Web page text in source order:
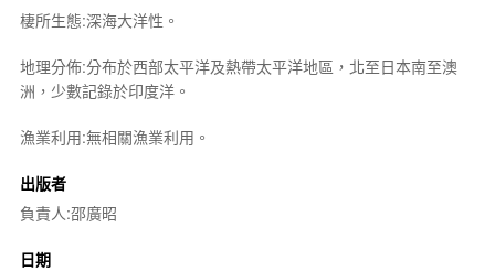
棲所生態:深海大洋性。
地理分佈:分布於西部太平洋及熱帶太平洋地區，北至日本南至澳
洲，少數記錄於印度洋。
漁業利用:無相關漁業利用。
出版者
負責人:邵廣昭
日期